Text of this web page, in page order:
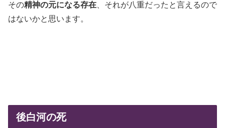
その精神の元になる存在 、それが八重だったと言えるので
はないかと思います。
後白河の死